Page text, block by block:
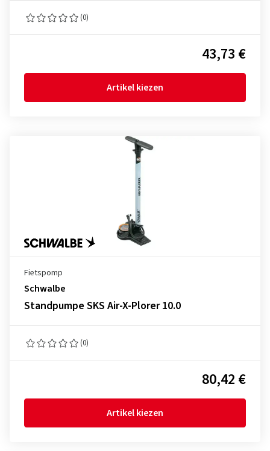
(0)
43,73 €
Artikel kiezen
Fietspomp
Schwalbe
Standpumpe SKS Air-X-Plorer 10.0
(0)
80,42 €
Artikel kiezen